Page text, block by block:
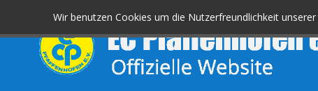
Wir benutzen Cookies um die Nutzerfreundlichkeit